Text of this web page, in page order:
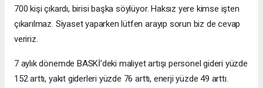
700 kişi çıkardı, birisi başka söylüyor. Haksız yere kimse işten
çıkarılmaz. Siyaset yaparken lütfen arayıp sorun biz de cevap
veririz.
7 aylık dönemde BASKİ’deki maliyet artışı personel gideri yüzde
152 arttı, yakıt giderleri yüzde 76 arttı, enerji yüzde 49 arttı.